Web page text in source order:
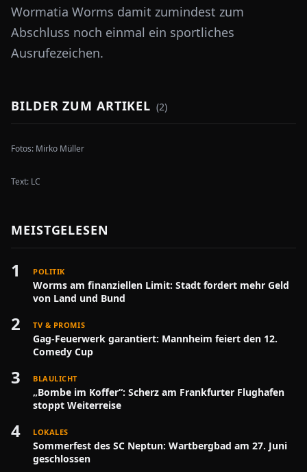
Wormatia Worms damit zumindest zum
Abschluss noch einmal ein sportliches
Ausrufezeichen.
BILDER ZUM ARTIKEL (2)
Fotos: Mirko Müller
Text: LC
MEISTGELESEN
1 POLITIK
Worms am finanziellen Limit: Stadt fordert mehr Geld
von Land und Bund
2 TV & PROMIS
Gag-Feuerwerk garantiert: Mannheim feiert den 12.
Comedy Cup
3 BLAULICHT
„Bombe im Koffer“: Scherz am Frankfurter Flughafen
stoppt Weiterreise
4 LOKALES
Sommerfest des SC Neptun: Wartbergbad am 27. Juni
geschlossen